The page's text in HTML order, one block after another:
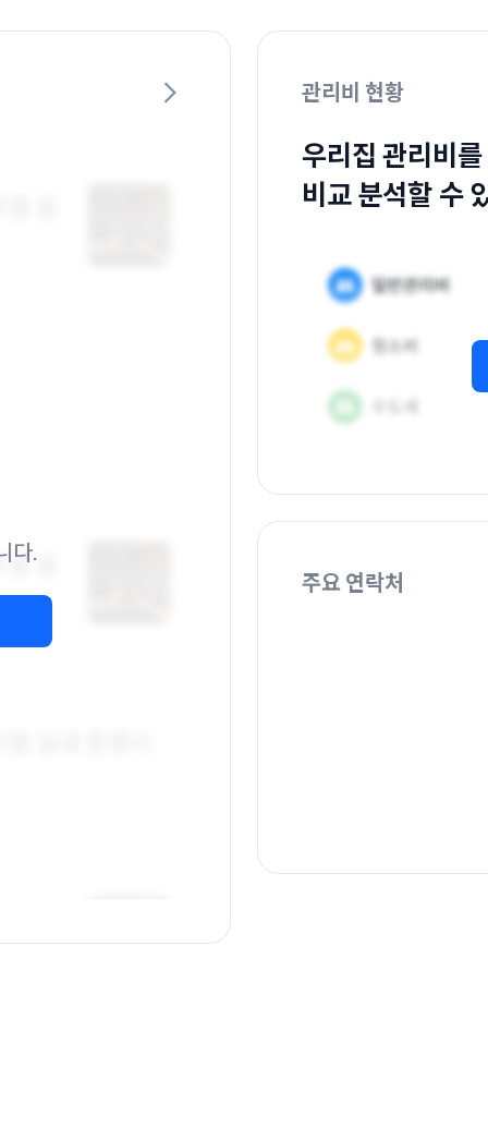
다.
관리비 현황
우리집 관리비
비교 분석할 수
주요 연락처